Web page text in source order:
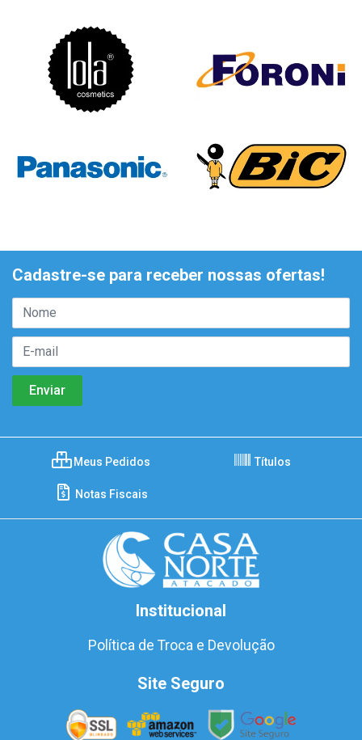
Cadastre-se para receber nossas ofertas!
Meus Pedidos Títulos
Notas Fiscais
Institucional
Política de Troca e Devolução
Site Seguro